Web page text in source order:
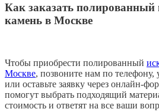
Как заказать полированный
камень в Москве
Чтобы приобрести полированный
Москве, позвоните нам по телефону,
или оставьте заявку через онлайн-
помогут выбрать подходящий
стоимость и ответят на все ваши